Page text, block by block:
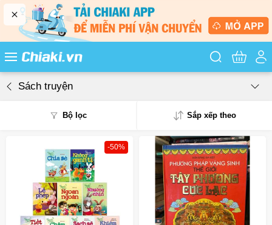
Tìm kiếm
Sách truyện
Bộ lọc Sắp xếp theo
Phổ biến
Mua nhiều
Mới nhất
-50%